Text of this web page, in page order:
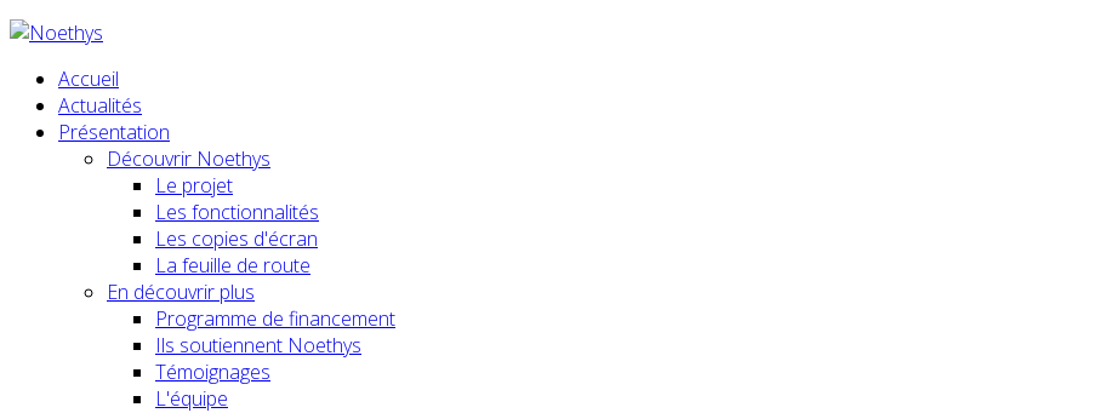
Accueil
Actualités
Présentation
Découvrir Noethys
Le projet
Les fonctionnalités
Les copies d'écran
La feuille de route
En découvrir plus
Programme de financement
Ils soutiennent Noethys
Témoignages
L'équipe